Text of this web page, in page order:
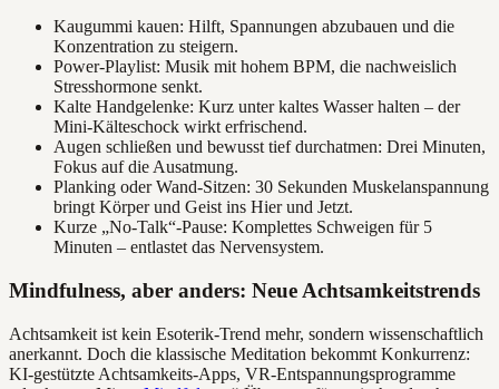
Kaugummi kauen: Hilft, Spannungen abzubauen und die
Konzentration zu steigern.
Power-Playlist: Musik mit hohem BPM, die nachweislich
Stresshormone senkt.
Kalte Handgelenke: Kurz unter kaltes Wasser halten – der
Mini-Kälteschock wirkt erfrischend.
Augen schließen und bewusst tief durchatmen: Drei Minuten,
Fokus auf die Ausatmung.
Planking oder Wand-Sitzen: 30 Sekunden Muskelanspannung
bringt Körper und Geist ins Hier und Jetzt.
Kurze „No-Talk“-Pause: Komplettes Schweigen für 5
Minuten – entlastet das Nervensystem.
Mindfulness, aber anders: Neue Achtsamkeitstrends
Achtsamkeit ist kein Esoterik-Trend mehr, sondern wissenschaftlich
anerkannt. Doch die klassische Meditation bekommt Konkurrenz:
KI-gestützte Achtsamkeits-Apps, VR-Entspannungsprogramme